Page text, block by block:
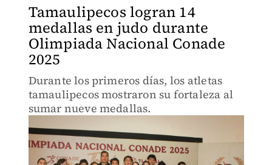
Tamaulipecos logran 14
medallas en judo durante
Olimpiada Nacional Conade
2025
Durante los primeros días, los atletas
tamaulipecos mostraron su fortaleza al
sumar nueve medallas.